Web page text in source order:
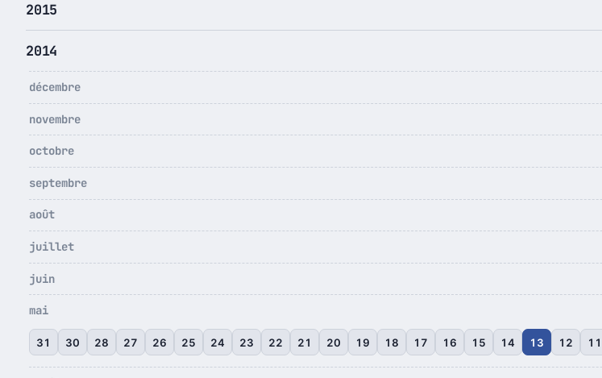
2015
2014
décembre
novembre
octobre
septembre
août
juillet
juin
mai
31 30 28 27 26 25 24 23 22 21 20 19 18 17 16 15 14 13 12 11